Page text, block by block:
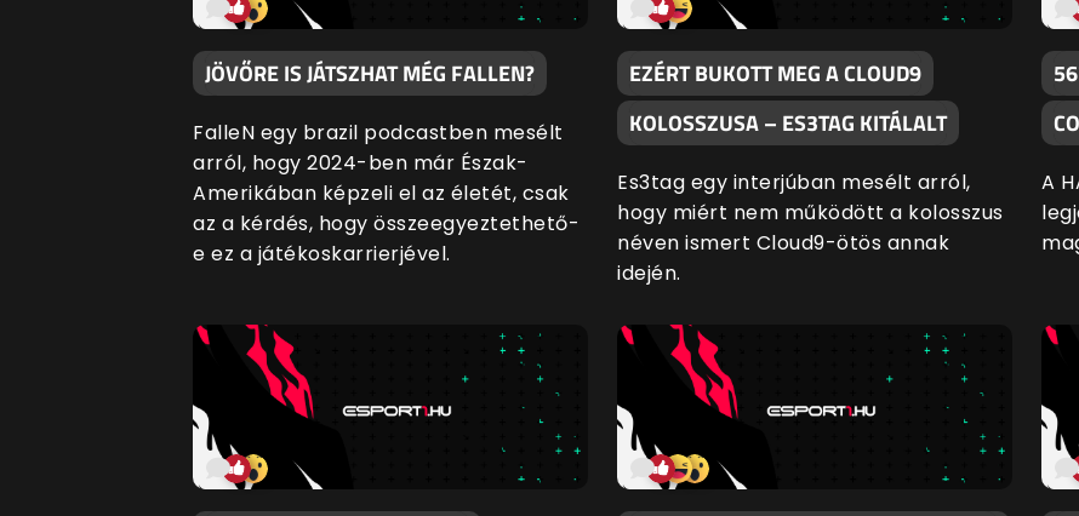
JÖVŐRE IS JÁTSZHAT MÉG FALLEN?
FalleN egy brazil podcastben mesélt
arról, hogy 2024-ben már Észak-
Amerikában képzeli el az életét, csak
az a kérdés, hogy összeegyeztethető-
e ez a játékoskarrierjével.
EZÉRT BUKOTT MEG A CLOUD9
KOLOSSZUSA – ES3TAG KITÁLALT
Es3tag egy interjúban mesélt arról,
hogy miért nem működött a kolosszus
néven ismert Cloud9-ötös annak
idején.
A